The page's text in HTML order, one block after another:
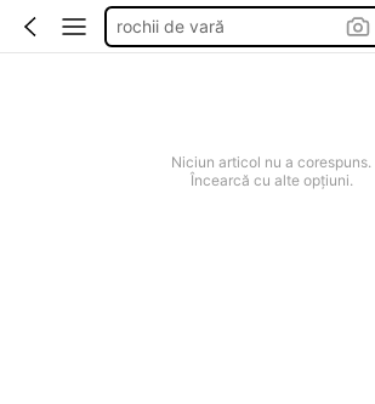
rochii de vară
rochii elegante de nunta
Niciun articol nu a corespuns.
Încearcă cu alte opțiuni.